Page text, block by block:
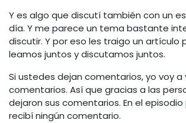
Y es algo que discutí también con un
día. Y me parece un tema bastante
discutir. Y por eso les traigo un artículo
leamos juntos y discutamos juntos.
Si ustedes dejan comentarios, yo voy a
comentarios. Así que gracias a las
dejaron sus comentarios. En el
recibí ningún comentario.